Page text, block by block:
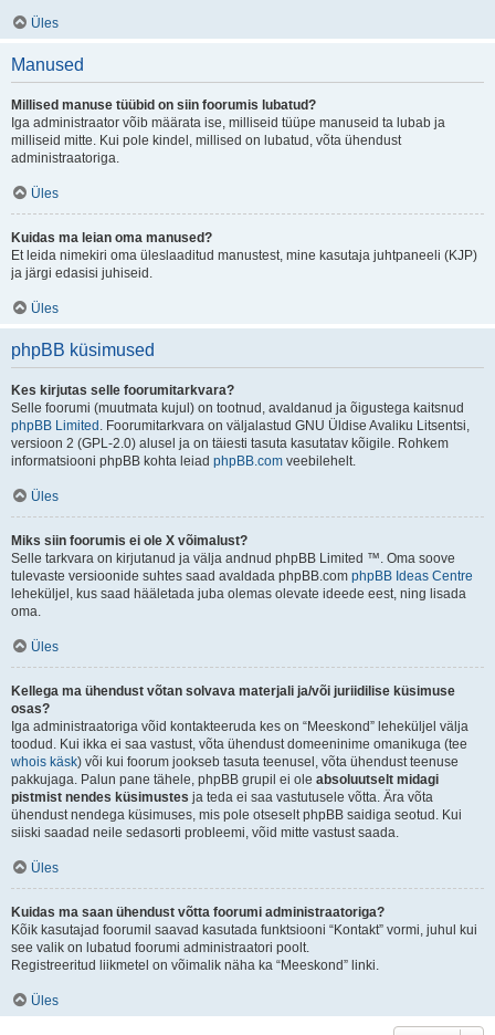
Üles
Manused
Millised manuse tüübid on siin foorumis lubatud?
Iga administraator võib määrata ise, milliseid tüüpe manuseid ta lubab ja
milliseid mitte. Kui pole kindel, millised on lubatud, võta ühendust
administraatoriga.
Üles
Kuidas ma leian oma manused?
Et leida nimekiri oma üleslaaditud manustest, mine kasutaja juhtpaneeli (KJP)
ja järgi edasisi juhiseid.
Üles
phpBB küsimused
Kes kirjutas selle foorumitarkvara?
Selle foorumi (muutmata kujul) on tootnud, avaldanud ja õigustega kaitsnud
phpBB Limited . Foorumitarkvara on väljalastud GNU Üldise Avaliku Litsentsi,
versioon 2 (GPL-2.0) alusel ja on täiesti tasuta kasutatav kõigile. Rohkem
informatsiooni phpBB kohta leiad phpBB.com veebilehelt.
Üles
Miks siin foorumis ei ole X võimalust?
Selle tarkvara on kirjutanud ja välja andnud phpBB Limited ™. Oma soove
tulevaste versioonide suhtes saad avaldada phpBB.com phpBB Ideas Centre
leheküljel, kus saad hääletada juba olemas olevate ideede eest, ning lisada
oma.
Üles
Kellega ma ühendust võtan solvava materjali ja/või juriidilise küsimuse
osas?
Iga administraatoriga võid kontakteeruda kes on “Meeskond” leheküljel välja
toodud. Kui ikka ei saa vastust, võta ühendust domeeninime omanikuga (tee
whois käsk) või kui foorum jookseb tasuta teenusel, võta ühendust teenuse
pakkujaga. Palun pane tähele, phpBB grupil ei ole absoluutselt midagi
pistmist nendes küsimustes ja teda ei saa vastutusele võtta. Ära võta
ühendust nendega küsimuses, mis pole otseselt phpBB saidiga seotud. Kui
siiski saadad neile sedasorti probleemi, võid mitte vastust saada.
Üles
Kuidas ma saan ühendust võtta foorumi administraatoriga?
Kõik kasutajad foorumil saavad kasutada funktsiooni “Kontakt” vormi, juhul kui
see valik on lubatud foorumi administraatori poolt.
Registreeritud liikmetel on võimalik näha ka “Meeskond” linki.
Üles